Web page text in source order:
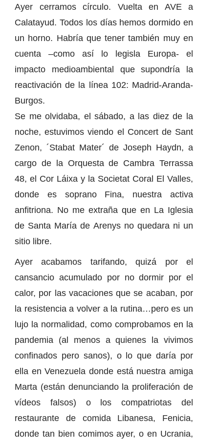
Ayer cerramos círculo. Vuelta en AVE a
Calatayud. Todos los días hemos dormido en
un horno. Habría que tener también muy en
cuenta –como así lo legisla Europa- el
impacto medioambiental que supondría la
reactivación de la línea 102: Madrid-Aranda-
Burgos.
Se me olvidaba, el sábado, a las diez de la
noche, estuvimos viendo el Concert de Sant
Zenon, ´Stabat Mater´ de Joseph Haydn, a
cargo de la Orquesta de Cambra Terrassa
48, el Cor Láixa y la Societat Coral El Valles,
donde es soprano Fina, nuestra activa
anfitriona. No me extraña que en La Iglesia
de Santa María de Arenys no quedara ni un
sitio libre.
Ayer acabamos tarifando, quizá por el
cansancio acumulado por no dormir por el
calor, por las vacaciones que se acaban, por
la resistencia a volver a la rutina…pero es un
lujo la normalidad, como comprobamos en la
pandemia (al menos a quienes la vivimos
confinados pero sanos), o lo que daría por
ella en Venezuela donde está nuestra amiga
Marta (están denunciando la proliferación de
vídeos falsos) o los compatriotas del
restaurante de comida Libanesa, Fenicia,
donde tan bien comimos ayer, o en Ucrania,